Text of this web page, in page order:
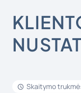
Skaitymo